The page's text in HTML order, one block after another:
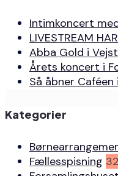
Intimkoncert
LIVESTREAM
Abba Gold i
Årets koncert i
Så åbner Caféen
Kategorier
Fællesspisning 32